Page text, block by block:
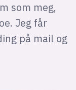
som meg,
Jeg får
på mail og